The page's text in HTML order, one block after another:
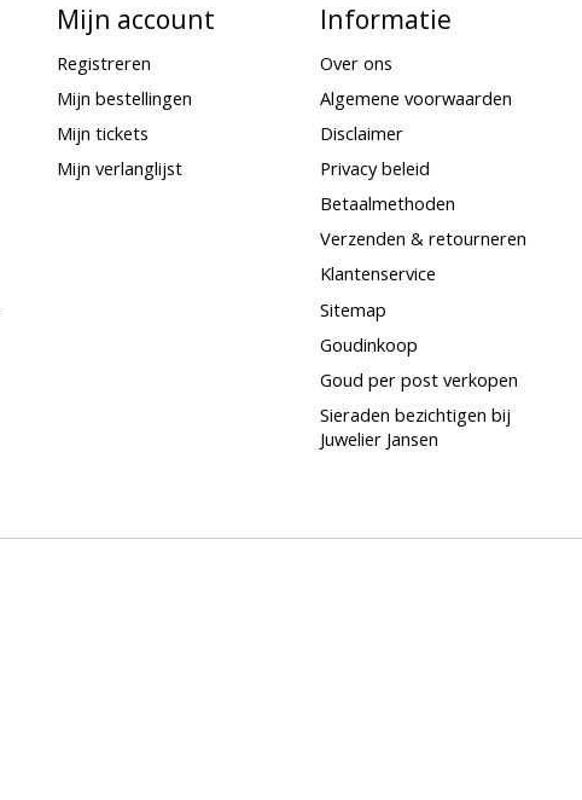
Mijn account
Registreren
Mijn bestellingen
Mijn tickets
Mijn verlanglijst
Informatie
Over ons
Algemene voorwaarden
Disclaimer
Privacy beleid
Betaalmethoden
Verzenden & retourneren
Klantenservice
Sitemap
Goudinkoop
Goud per post verkopen
Sieraden bezichtigen bij
Juwelier Jansen